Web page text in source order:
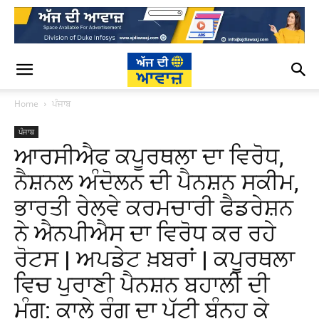
Home ਪੰਜਾਬ
ਪੰਜਾਬ
ਆਰਸੀਐਫ ਕਪੂਰਥਲਾ ਦਾ ਵਿਰੋਧ,
ਨੈਸ਼ਨਲ ਅੰਦੋਲਨ ਦੀ ਪੈਨਸ਼ਨ ਸਕੀਮ,
ਭਾਰਤੀ ਰੇਲਵੇ ਕਰਮਚਾਰੀ ਫੈਡਰੇਸ਼ਨ
ਨੇ ਐਨਪੀਐਸ ਦਾ ਵਿਰੋਧ ਕਰ ਰਹੇ
ਰੋਟਸ | ਅਪਡੇਟ ਖ਼ਬਰਾਂ | ਕਪੂਰਥਲਾ
ਵਿਚ ਪੁਰਾਣੀ ਪੈਨਸ਼ਨ ਬਹਾਲੀ ਦੀ
ਮੰਗ: ਕਾਲੇ ਰੰਗ ਦਾ ਪੱਟੀ ਬੰਨ੍ਹ ਕੇ